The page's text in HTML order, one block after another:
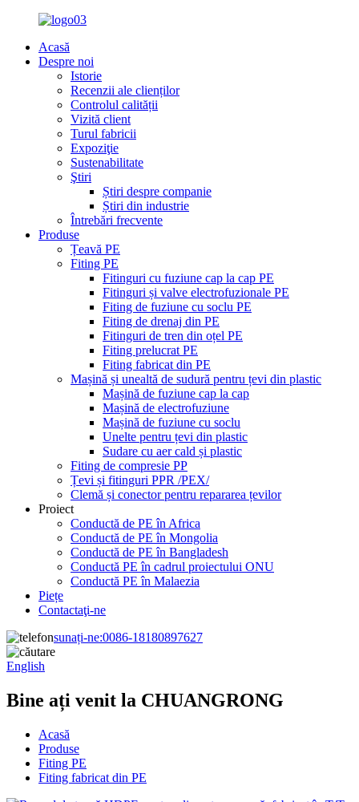
Acasă
Despre noi
Istorie
Recenzii ale clienților
Controlul calității
Vizită client
Turul fabricii
Expoziţie
Sustenabilitate
Ştiri
Știri despre companie
Știri din industrie
Întrebări frecvente
Produse
Țeavă PE
Fiting PE
Fitinguri cu fuziune cap la cap PE
Fitinguri și valve electrofuzionale PE
Fiting de fuziune cu soclu PE
Fiting de drenaj din PE
Fitinguri de tren din oțel PE
Fiting prelucrat PE
Fiting fabricat din PE
Mașină și unealtă de sudură pentru țevi din plastic
Mașină de fuziune cap la cap
Mașină de electrofuziune
Mașină de fuziune cu soclu
Unelte pentru țevi din plastic
Sudare cu aer cald și plastic
Fiting de compresie PP
Țevi și fitinguri PPR /PEX/
Clemă și conector pentru repararea țevilor
Proiect
Conductă de PE în Africa
Conductă de PE în Mongolia
Conductă de PE în Bangladesh
Conductă PE în cadrul proiectului ONU
Conductă PE în Malaezia
Piețe
Contactaţi-ne
sunați-ne:0086-18180897627
English
Bine ați venit la CHUANGRONG
Acasă
Produse
Fiting PE
Fiting fabricat din PE